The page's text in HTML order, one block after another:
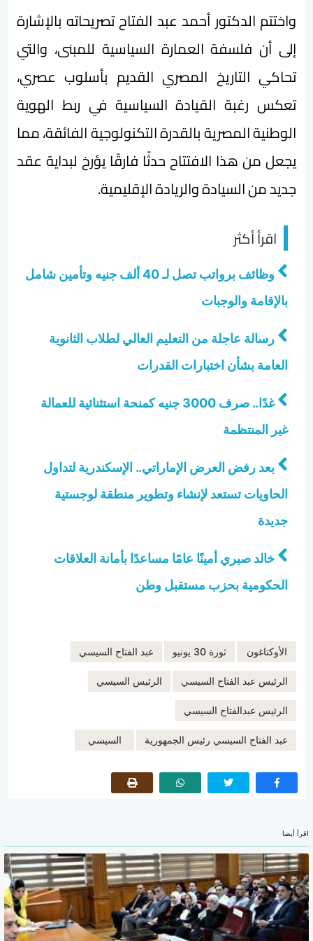
​واختتم الدكتور أحمد عبد الفتاح تصريحاته بالإشارة
إلى أن فلسفة العمارة السياسية للمبنى، والتي
تحاكي التاريخ المصري القديم بأسلوب عصري،
تعكس رغبة القيادة السياسية في ربط الهوية
الوطنية المصرية بالقدرة التكنولوجية الفائقة، مما
يجعل من هذا الافتتاح حدثًا فارقًا يؤرخ لبداية عقد
جديد من السيادة والريادة الإقليمية.
اقرأ أكثر
وظائف برواتب تصل لـ 40 ألف جنيه وتأمين شامل
بالإقامة والوجبات
رسالة عاجلة من التعليم العالي لطلاب الثانوية
العامة بشأن اختبارات القدرات
غدًا.. صرف 3000 جنيه كمنحة استثنائية للعمالة
غير المنتظمة
بعد رفض العرض الإماراتي.. الإسكندرية لتداول
الحاويات تستعد لإنشاء وتطوير منطقة لوجستية
جديدة
خالد صبري أمينًا عامًا مساعدًا بأمانة العلاقات
الحكومية بحزب مستقبل وطن
الأوكتاغون ثورة 30 يونيو عبد الفتاح السيسي
الرئيس عبد الفتاح السيسي الرئيس السيسي
الرئيس عبدالفتاح السيسي
عبد الفتاح السيسي رئيس الجمهورية السيسي
اقرأ أيضا